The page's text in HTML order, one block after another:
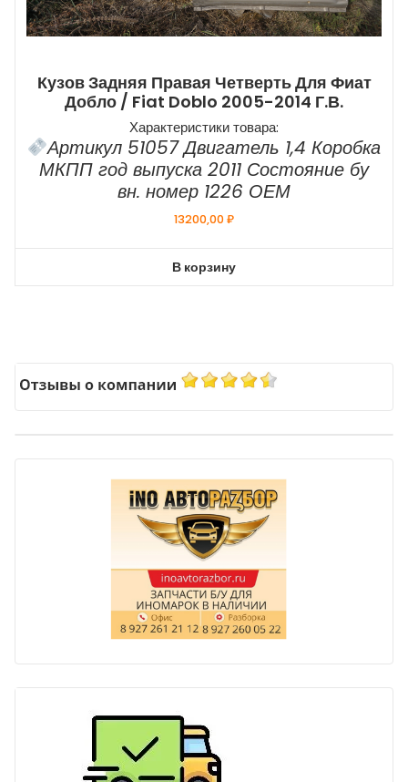
Кузов Задняя Правая Четверть Для Фиат
Добло / Fiat Doblo 2005-2014 Г.в.
Характеристики товара:
Артикул 51057 Двигатель 1,4 Коробка
МКПП год выпуска 2011 Состояние бу
вн. номер 1226 ОЕМ
13200,00₽
В корзину